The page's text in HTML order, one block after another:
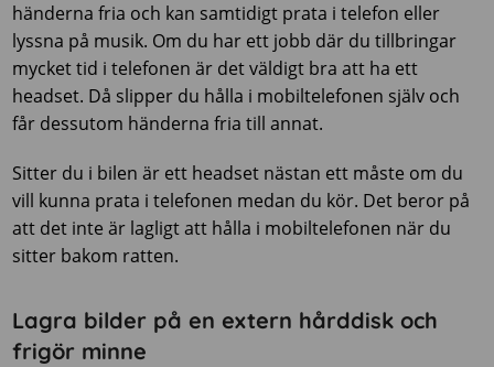
händerna fria och kan samtidigt prata i telefon eller
lyssna på musik. Om du har ett jobb där du tillbringar
mycket tid i telefonen är det väldigt bra att ha ett
headset. Då slipper du hålla i mobiltelefonen själv och
får dessutom händerna fria till annat.
Sitter du i bilen är ett headset nästan ett måste om du
vill kunna prata i telefonen medan du kör. Det beror på
att det inte är lagligt att hålla i mobiltelefonen när du
sitter bakom ratten.
Lagra bilder på en extern hårddisk och
frigör minne